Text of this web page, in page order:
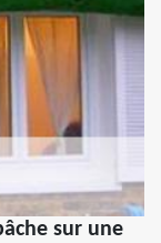
sur une